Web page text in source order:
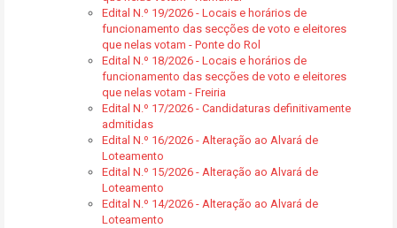
Edital N.º 19/2026 - Locais e horários de
funcionamento das secções de voto e eleitores
que nelas votam - Ponte do Rol
Edital N.º 18/2026 - Locais e horários de
funcionamento das secções de voto e eleitores
que nelas votam - Freiria
Edital N.º 17/2026 - Candidaturas definitivamente
admitidas
Edital N.º 16/2026 - Alteração ao Alvará de
Loteamento
Edital N.º 15/2026 - Alteração ao Alvará de
Loteamento
Edital N.º 14/2026 - Alteração ao Alvará de
Loteamento